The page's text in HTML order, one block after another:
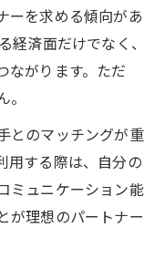
ーを求める傾向があ
経済面だけでなく、
ながります。ただ
とのマッチングが重
用する際は、自分の
ミュニケーション能
が理想のパートナー